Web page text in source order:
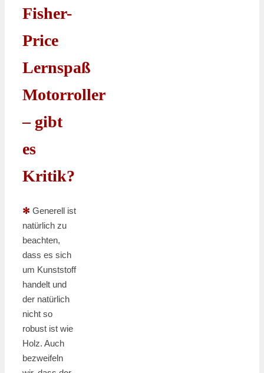
Fisher-
Price
Lernspaß
Motorroller
– gibt
es
Kritik?
✻ Generell ist
natürlich zu
beachten,
dass es sich
um Kunststoff
handelt und
der natürlich
nicht so
robust ist wie
Holz. Auch
bezweifeln